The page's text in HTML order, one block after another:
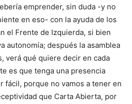
emprender, sin duda -y no
en eso- con la ayuda de los
el Frente de Izquierda, si bien
autonomía; después la asamblea
verá qué quiere decir en cada
es que tenga una presencia
fácil, porque no vamos a tener en
que Carta Abierta, por